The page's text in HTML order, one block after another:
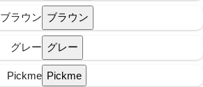
ブラウン
グレー
Pickme